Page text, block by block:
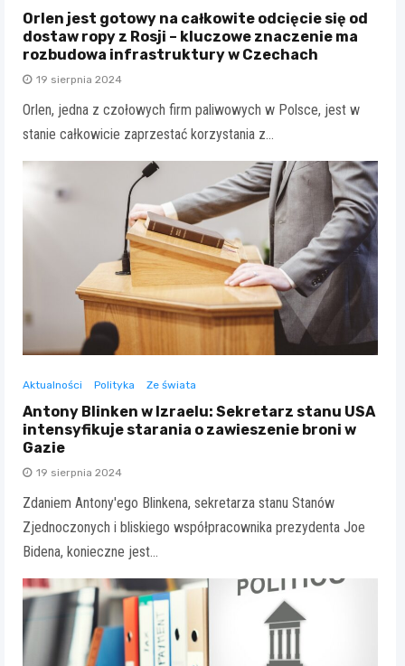
Orlen jest gotowy na całkowite odcięcie się od
dostaw ropy z Rosji – kluczowe znaczenie ma
rozbudowa infrastruktury w Czechach
19 sierpnia 2024
Orlen, jedna z czołowych firm paliwowych w Polsce, jest w
stanie całkowicie zaprzestać korzystania z…
Aktualności Polityka Ze świata
Antony Blinken w Izraelu: Sekretarz stanu USA
intensyfikuje starania o zawieszenie broni w
Gazie
19 sierpnia 2024
Zdaniem Antony'ego Blinkena, sekretarza stanu Stanów
Zjednoczonych i bliskiego współpracownika prezydenta Joe
Bidena, konieczne jest…